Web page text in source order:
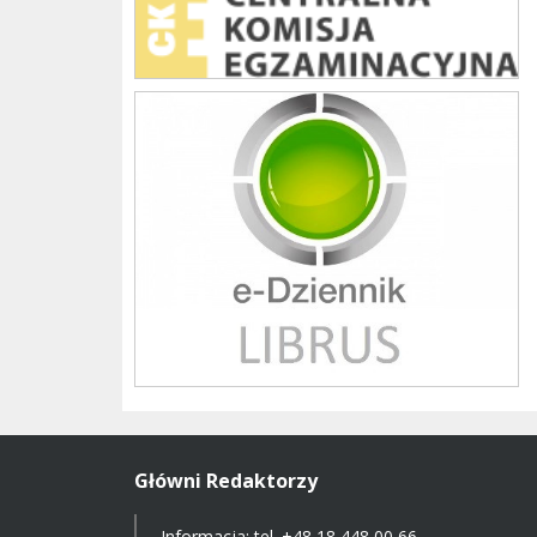
Librus szkoła
Główni Redaktorzy